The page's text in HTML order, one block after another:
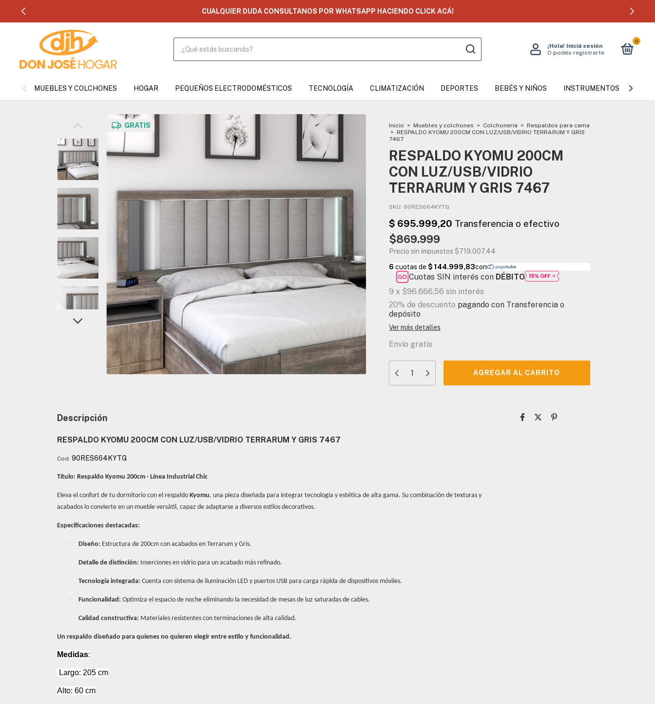
CUALQUIER DUDA CONSULTANOS POR WHATSAPP HACIENDO CLICK ACÁ!
¡Hola! Iniciá sesión
O podés registrarte
0
MUEBLES Y COLCHONES HOGAR PEQUEÑOS ELECTRODOMÉSTICOS TECNOLOGÍA CLIMATIZACIÓN DEPORTES BEBÉS Y NIÑOS INSTRUMENTOS
GRATIS Inicio > Muebles y colchones > Colchonería > Respaldos para cama
> RESPALDO KYOMU 200CM CON LUZ/USB/VIDRIO TERRARUM Y GRIS
7467
RESPALDO KYOMU 200CM
CON LUZ/USB/VIDRIO
TERRARUM Y GRIS 7467
SKU: 90RES664KYTG
$869.999
Precio sin impuestos $719.007,44
Cuotas SIN interés con DÉBITO
9 x $96.666,56 sin interés
20% de descuento pagando con Transferencia o
depósito
Ver más detalles
Envío gratis
Descripción
RESPALDO KYOMU 200CM CON LUZ/USB/VIDRIO TERRARUM Y GRIS 7467
Cod. 90RES664KYTG
Título: Respaldo Kyomu 200cm - Línea Industrial Chic
Eleva el confort de tu dormitorio con el respaldo Kyomu, una pieza diseñada para integrar tecnología y estética de alta gama. Su combinación de texturas y
acabados lo convierte en un mueble versátil, capaz de adaptarse a diversos estilos decorativos.
Especificaciones destacadas:
· Diseño: Estructura de 200cm con acabados en Terrarum y Gris.
· Detalle de distinción: Inserciones en vidrio para un acabado más refinado.
· Tecnología integrada: Cuenta con sistema de iluminación LED y puertos USB para carga rápida de dispositivos móviles.
· Funcionalidad: Optimiza el espacio de noche eliminando la necesidad de mesas de luz saturadas de cables.
· Calidad constructiva: Materiales resistentes con terminaciones de alta calidad.
Un respaldo diseñado para quienes no quieren elegir entre estilo y funcionalidad.
Medidas:
Largo: 205 cm
Alto: 60 cm